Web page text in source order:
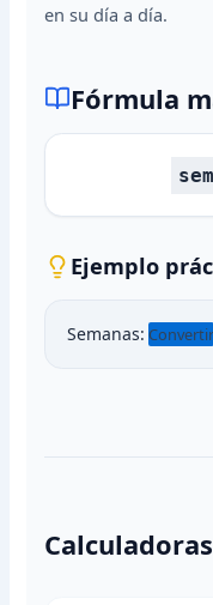
en su día a día.
Fórmula
Ejemplo
Semanas: Convertir